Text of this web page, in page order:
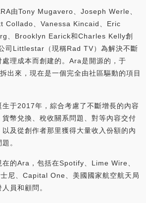
由Tony Mugavero、Joseph Werle、
Collado、Vanessa Kincaid、Eric
、Brooklyn Earick和Charles Kelly創
司Littlestar（現稱Rad TV）為解決不斷
理成本而創建的。Ara是開源的，于
出來，現在是一個完全由社區驅動的項目
于2017年，綜合考慮了不斷增長的內容
幣兌換、稅收關系問題、對等內容交付
及從創作者那里獲得大量收入份額的內
。
在的Ara，包括在Spotify、Lime Wire、
尼、Capital One、美國國家航空航天局
員和顧問。